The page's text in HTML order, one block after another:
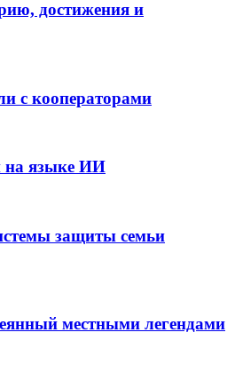
достижения и
с кооператорами
на языке ИИ
защиты семьи
местными легендами